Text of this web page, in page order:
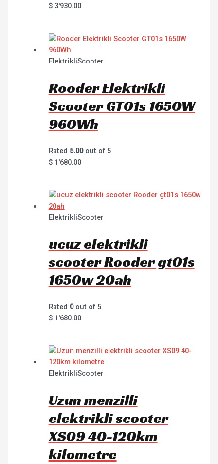
$3'930.00
ElektrikliScooter
Rooder Elektrikli
Scooter GT01s 1650W
960Wh
Rated 5.00out of 5
$1'680.00
ElektrikliScooter
ucuz elektrikli
scooter Rooder gt01s
1650w 20ah
Rated 0out of 5
$1'680.00
ElektrikliScooter
Uzun menzilli
elektrikli scooter
XS09 40-120km
kilometre